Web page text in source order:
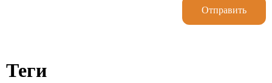
Отправить
Теги